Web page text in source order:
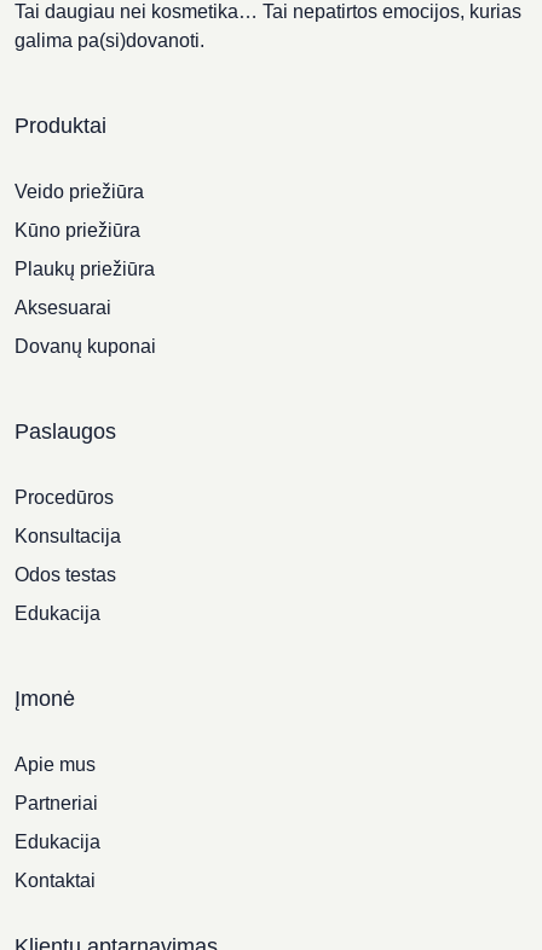
Tai daugiau nei kosmetika… Tai nepatirtos emocijos, kurias
galima pa(si)dovanoti.
Produktai
Veido priežiūra
Kūno priežiūra
Plaukų priežiūra
Aksesuarai
Dovanų kuponai
Paslaugos
Procedūros
Konsultacija
Odos testas
Edukacija
Įmonė
Apie mus
Partneriai
Edukacija
Kontaktai